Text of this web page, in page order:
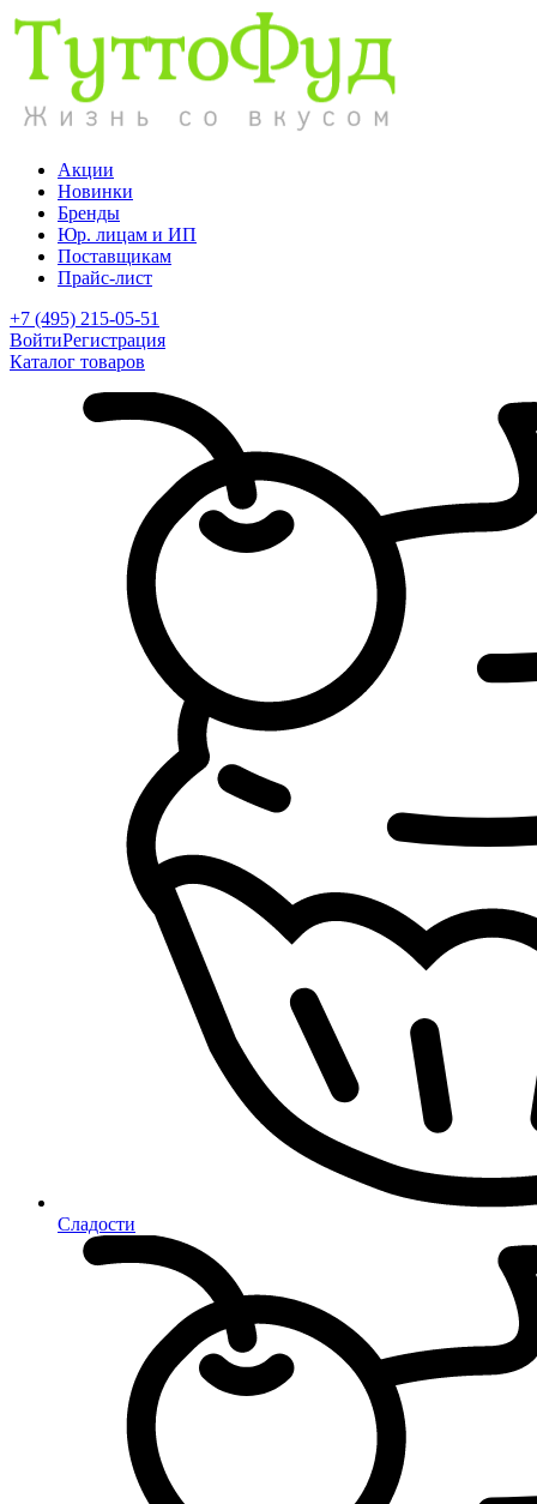
Акции
Новинки
Бренды
Юр. лицам и ИП
Поставщикам
Прайс-лист
+7 (495) 215-05-51
ВойтиРегистрация
Каталог товаров
Сладости